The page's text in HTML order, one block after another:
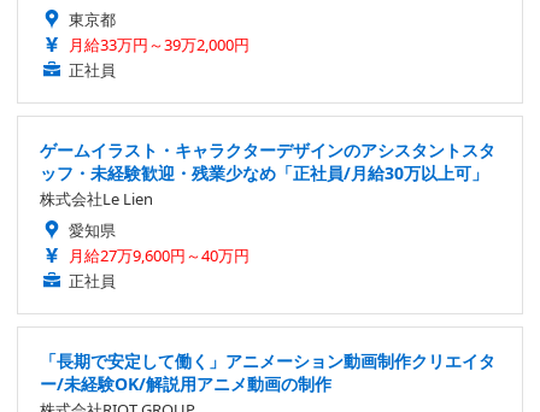
東京都
月給33万円～39万2,000円
正社員
ゲームイラスト・キャラクターデザインのアシスタントスタ
ッフ・未経験歓迎・残業少なめ「正社員/月給30万以上可」
株式会社Le Lien
愛知県
月給27万9,600円～40万円
正社員
「長期で安定して働く」アニメーション動画制作クリエイタ
ー/未経験OK/解説用アニメ動画の制作